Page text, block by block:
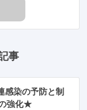
事
感染の予防と制
強化★